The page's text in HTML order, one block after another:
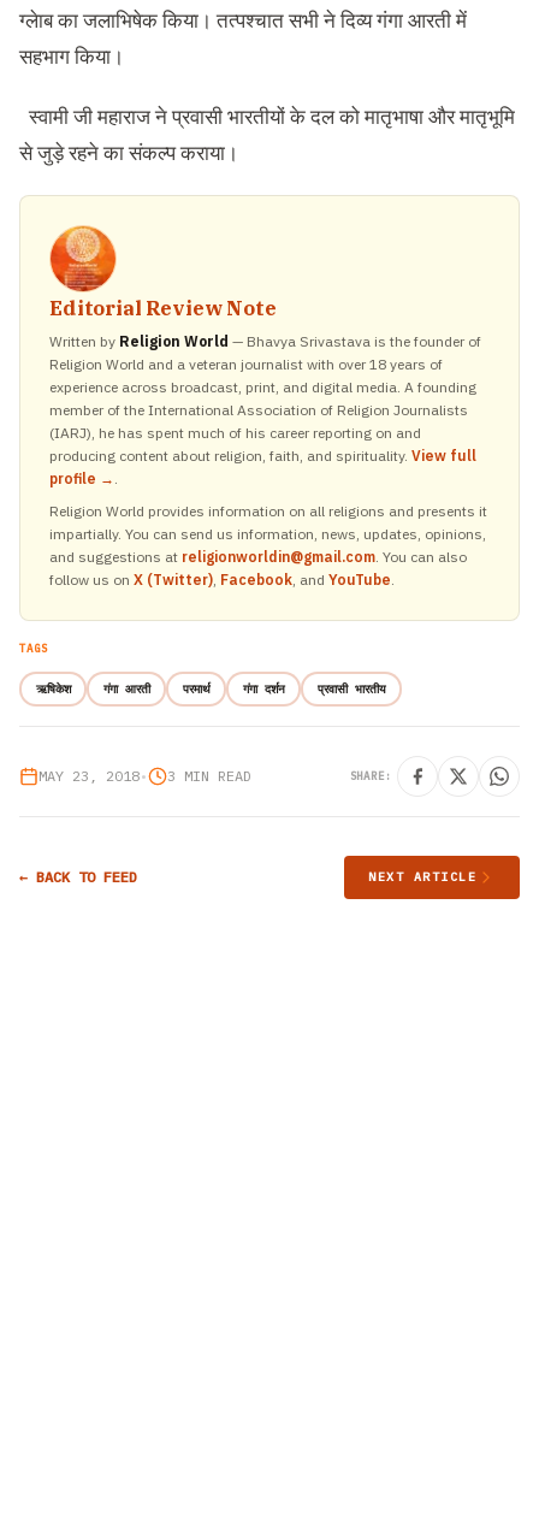
ग्लेाब का जलाभिषेक किया। तत्पश्चात सभी ने दिव्य गंगा आरती में
सहभाग किया।
स्वामी जी महाराज ने प्रवासी भारतीयों के दल को मातृभाषा और मातृभूमि
से जुड़े रहने का संकल्प कराया।
Editorial Review Note
Written by Religion World — Bhavya Srivastava is the founder of
Religion World and a veteran journalist with over 18 years of
experience across broadcast, print, and digital media. A founding
member of the International Association of Religion Journalists
(IARJ), he has spent much of his career reporting on and
producing content about religion, faith, and spirituality. View full
profile → .
Religion World provides information on all religions and presents it
impartially. You can send us information, news, updates, opinions,
and suggestions at religionworldin@gmail.com. You can also
follow us on X (Twitter), Facebook, and YouTube.
TAGS
ऋषिकेश गंगा आरती परमार्थ गंगा दर्शन प्रवासी भारतीय
MAY 23, 2018• 3 MIN READ SHARE:
← BACK TO FEED NEXT ARTICLE